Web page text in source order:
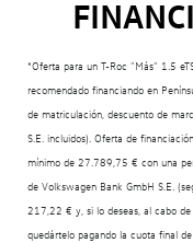
*Oferta para un T-Roc "Más" 1.5
recomendado financiando en
de matriculación, descuento de
S.E. incluidos). Oferta de
mínimo de 27.789,75 € con una
de Volkswagen Bank GmbH S.E.
217,22 € y, si lo deseas, al cabo
quedártelo pagando la cuota final